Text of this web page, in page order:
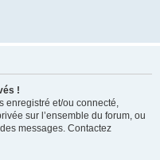
!
enregistré et/ou connecté,
sur l’ensemble du forum, ou
messages. Contactez